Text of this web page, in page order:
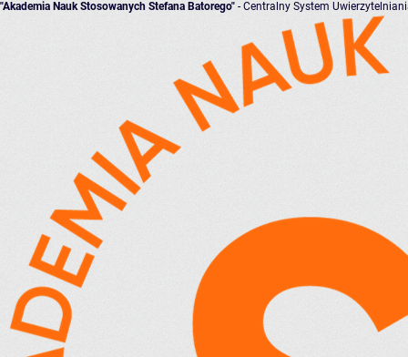
"Akademia Nauk Stosowanych Stefana Batorego" - Centralny System